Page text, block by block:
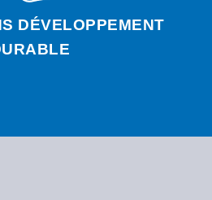
DÉVELOPPEMENT